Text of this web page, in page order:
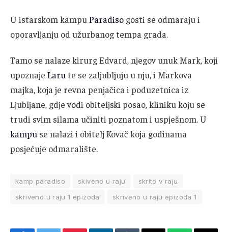
U istarskom kampu Paradiso gosti se odmaraju i
oporavljanju od užurbanog tempa grada.
Tamo se nalaze kirurg Edvard, njegov unuk Mark, koji
upoznaje Laru te se zaljubljuju u nju, i Markova
majka, koja je revna penjačica i poduzetnica iz
Ljubljane, gdje vodi obiteljski posao, kliniku koju se
trudi svim silama učiniti poznatom i uspješnom. U
kampu se nalazi i obitelj Kovač koja godinama
posjećuje odmaralište.
kamp paradiso skiveno u raju
skrito v raju
skriveno u raju 1 epizoda
skriveno u raju epizoda 1